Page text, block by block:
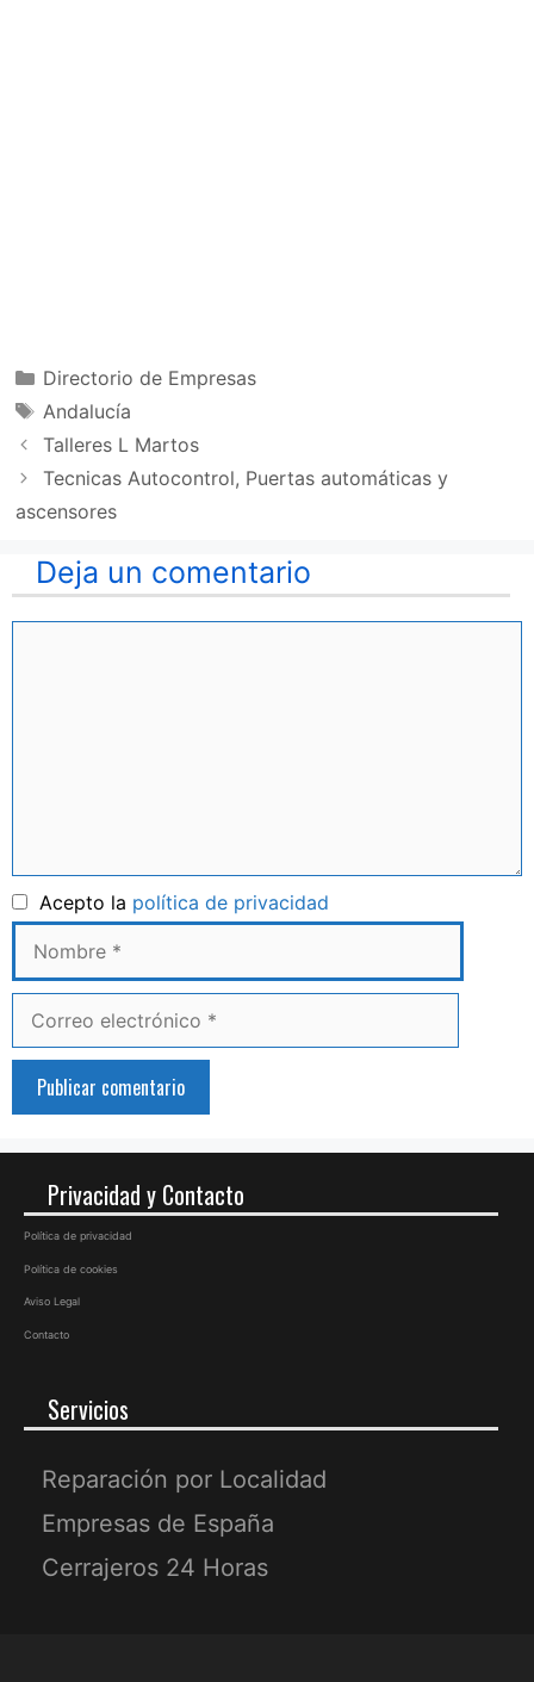
Categorías
Directorio de Empresas
Etiquetas
Andalucía
Talleres L Martos
Tecnicas Autocontrol, Puertas automáticas y
ascensores
Deja un comentario
Acepto la política de privacidad
Privacidad y Contacto
Política de privacidad
Política de cookies
Aviso Legal
Contacto
Servicios
Reparación por Localidad
Empresas de España
Cerrajeros 24 Horas